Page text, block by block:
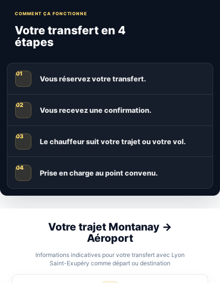
COMMENT ÇA FONCTIONNE
Votre transfert en 4
étapes
Vous réservez votre transfert.
Vous recevez une confirmation.
Le chauffeur suit votre trajet ou votre vol.
Prise en charge au point convenu.
Votre trajet Montanay →
Aéroport
Informations indicatives pour votre transfert avec Lyon
Saint-Exupéry comme départ ou destination